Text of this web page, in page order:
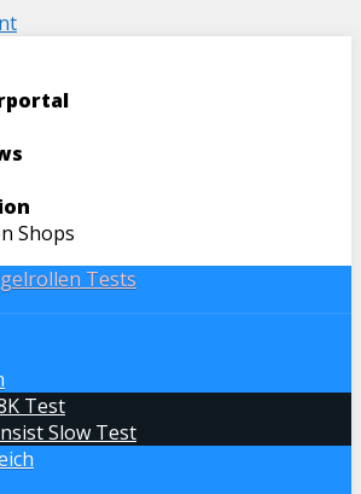
Shops
Tests
Test
Slow Test